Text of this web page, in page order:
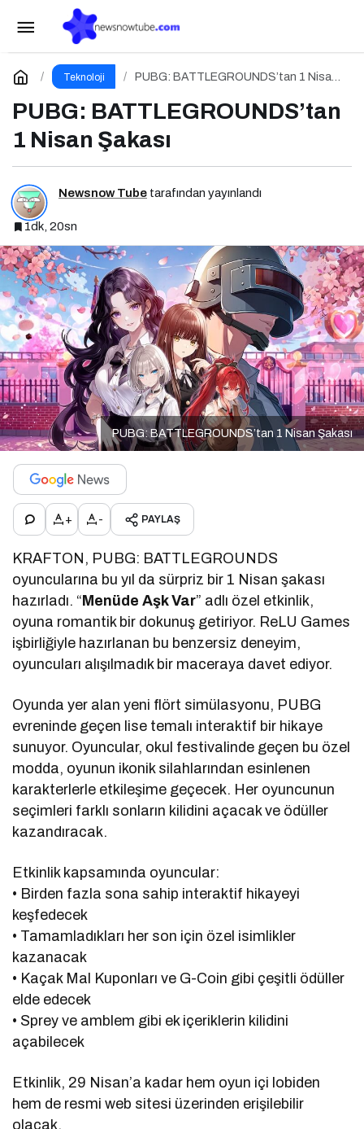
Teknoloji
PUBG: BATTLEGROUNDS’tan 1 Nisan
PUBG: BATTLEGROUNDS’tan
1 Nisan Şakası
Newsnow Tube tarafından yayınlandı
1dk, 20sn
PUBG: BATTLEGROUNDS’tan 1 Nisan Şakası
+ - PAYLAŞ
KRAFTON, PUBG: BATTLEGROUNDS
oyuncularına bu yıl da sürpriz bir 1 Nisan şakası
hazırladı. “ Menüde Aşk Var” adlı özel etkinlik,
oyuna romantik bir dokunuş getiriyor. ReLU Games
işbirliğiyle hazırlanan bu benzersiz deneyim,
oyuncuları alışılmadık bir maceraya davet ediyor.
Oyunda yer alan yeni flört simülasyonu, PUBG
evreninde geçen lise temalı interaktif bir hikaye
sunuyor. Oyuncular, okul festivalinde geçen bu özel
modda, oyunun ikonik silahlarından esinlenen
karakterlerle etkileşime geçecek. Her oyuncunun
seçimleri farklı sonların kilidini açacak ve ödüller
kazandıracak.
Etkinlik kapsamında oyuncular:
• Birden fazla sona sahip interaktif hikayeyi
keşfedecek
• Tamamladıkları her son için özel isimlikler
kazanacak
• Kaçak Mal Kuponları ve G-Coin gibi çeşitli ödüller
elde edecek
• Sprey ve amblem gibi ek içeriklerin kilidini
açabilecek
Etkinlik, 29 Nisan’a kadar hem oyun içi lobiden
hem de resmi web sitesi üzerinden erişilebilir
olacak.
Dijital Medya Okuryazarlığı: Bilgiye Erişimde
Sorumluluk ve Farkındalık
Yorum Yap